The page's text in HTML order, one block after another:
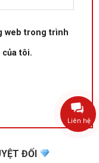
web trong trình
tôi.
ĐỐI
Liên hệ